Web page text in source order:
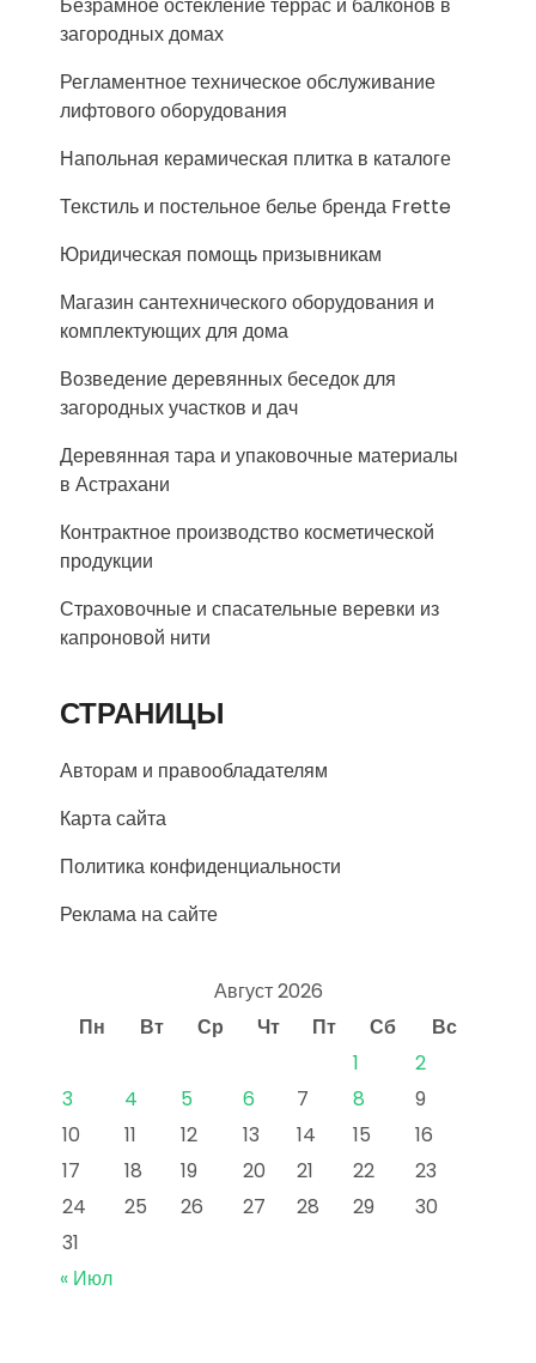
загородных домах
Регламентное техническое обслуживание
лифтового оборудования
Напольная керамическая плитка в каталоге
Текстиль и постельное белье бренда Frette
Юридическая помощь призывникам
Магазин сантехнического оборудования и
комплектующих для дома
Возведение деревянных беседок для
загородных участков и дач
Деревянная тара и упаковочные материалы
в Астрахани
Контрактное производство косметической
продукции
Страховочные и спасательные веревки из
капроновой нити
СТРАНИЦЫ
Авторам и правообладателям
Карта сайта
Политика конфиденциальности
Реклама на сайте
Август 2026
Пн
Вт Ср Чт Пт Сб
Вс
1
2
3
4 5 6 7 8
9
10
11 12 13 14 15
16
17
18 19 20 21 22
23
24
25 26 27 28 29
30
31
« Июл